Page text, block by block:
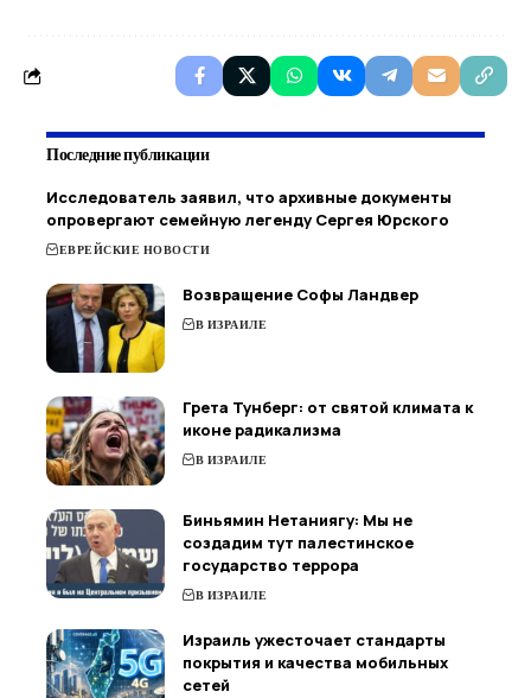
Последние публикации
Исследователь заявил, что архивные документы
опровергают семейную легенду Сергея Юрского
ЕВРЕЙСКИЕ НОВОСТИ
Возвращение Софы Ландвер
В ИЗРАИЛЕ
Грета Тунберг: от святой климата к
иконе радикализма
В ИЗРАИЛЕ
Биньямин Нетаниягу: Мы не
создадим тут палестинское
государство террора
В ИЗРАИЛЕ
Израиль ужесточает стандарты
покрытия и качества мобильных
сетей